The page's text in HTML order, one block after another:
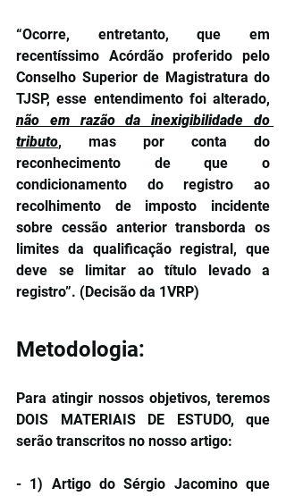
“Ocorre, entretanto, que em
recentíssimo Acórdão proferido pelo
Conselho Superior de Magistratura do
não em razão da inexigibilidade do
tributo, mas por conta do
reconhecimento de que o
condicionamento do registro ao
recolhimento de imposto incidente
sobre cessão anterior transborda os
limites da qualificação registral, que
deve se limitar ao título levado a
registro”. (Decisão da 1VRP)
Metodologia:
Para atingir nossos objetivos, teremos
DOIS MATERIAIS DE ESTUDO, que
serão transcritos no nosso artigo:
- 1) Artigo do Sérgio Jacomino que